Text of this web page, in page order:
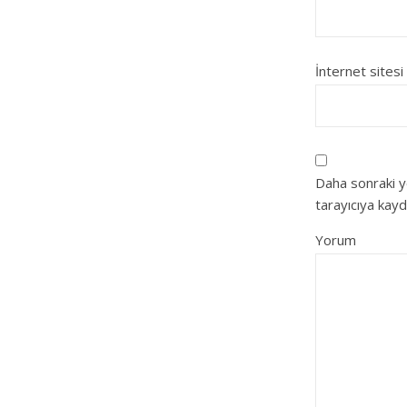
İnternet sitesi
Daha sonraki
tarayıcıya
Yorum